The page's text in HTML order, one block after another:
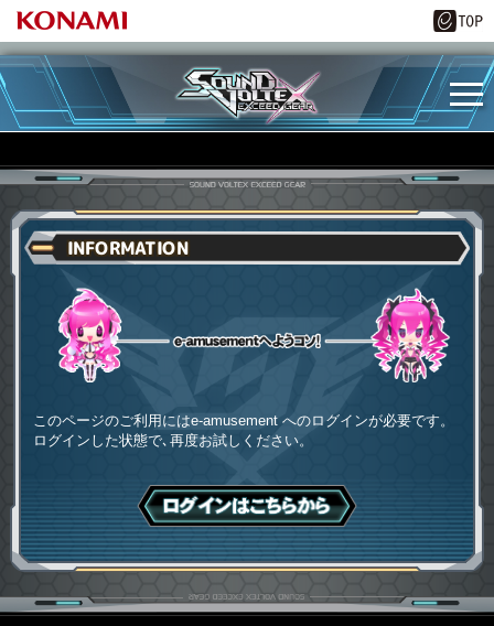
INFORMATION
このページのご利用にはe-amusement へのログインが必要です。
ログインした状態で､再度お試しください。
ログインはこちら